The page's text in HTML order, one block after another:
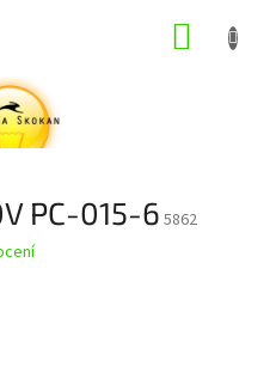
PC-015-6 5862